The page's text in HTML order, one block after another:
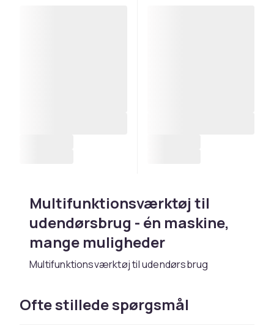
Multifunktionsværktøj til
udendørsbrug - én maskine,
mange muligheder
Multifunktionsværktøj til udendørsbrug
kantskæring og mere.Husqvarnaog
Ofte stillede spørgsmål